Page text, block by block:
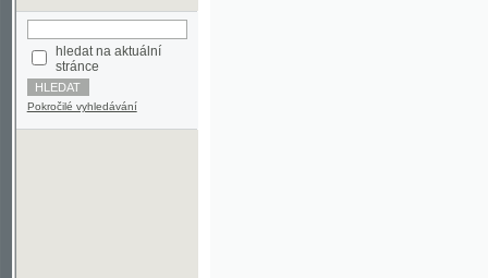
stránce
Pokročilé vyhledávání